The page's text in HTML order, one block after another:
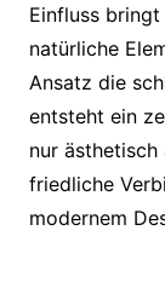
Einfluss
natürliche
Ansatz die
entsteht ein
nur ästhetisch
friedliche
modernem